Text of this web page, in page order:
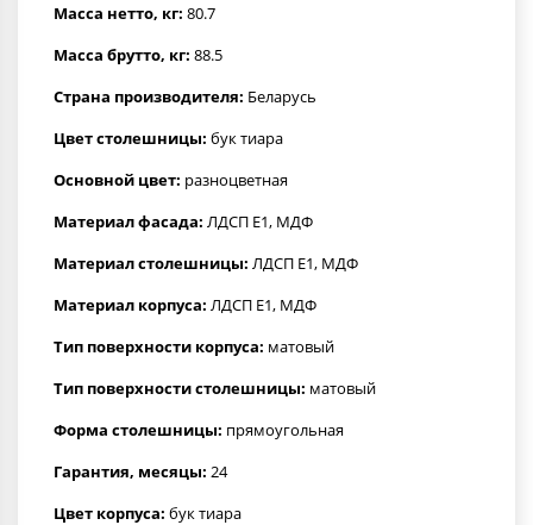
Масса нетто, кг: 80.7
Масса брутто, кг: 88.5
Страна производителя: Беларусь
Цвет столешницы: бук тиара
Основной цвет: разноцветная
Материал фасада: ЛДСП Е1, МДФ
Материал столешницы: ЛДСП Е1, МДФ
Материал корпуса: ЛДСП Е1, МДФ
Тип поверхности корпуса: матовый
Тип поверхности столешницы: матовый
Форма столешницы: прямоугольная
Гарантия, месяцы: 24
Цвет корпуса: бук тиара